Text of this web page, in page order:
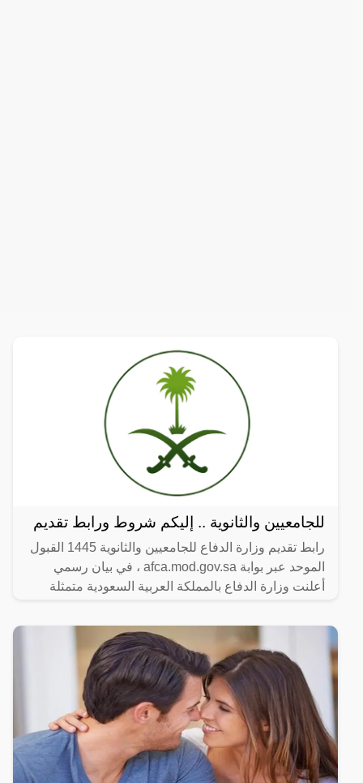
للجامعيين والثانوية .. إليكم شروط ورابط تقديم
رابط تقديم وزارة الدفاع للجامعيين والثانوية 1445 القبول
الموحد عبر بوابة afca.mod.gov.sa ، في بيان رسمي
أعلنت وزارة الدفاع بالمملكة العربية السعودية متمثلة